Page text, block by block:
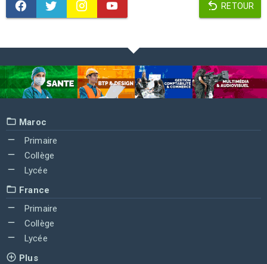
RETOUR
Maroc
Primaire
Collège
Lycée
France
Primaire
Collège
Lycée
Plus